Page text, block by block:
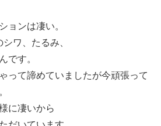
ョンは凄い。
ワ、たるみ、
です。
って諦めていましたが今頑張って
に凄いから